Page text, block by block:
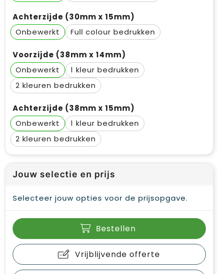
Achterzijde (30mm x 15mm)
Onbewerkt
Full colour
Voorzijde (38mm x 14mm)
Onbewerkt
1
2
Achterzijde (38mm x 15mm)
Onbewerkt
1
2
Jouw selectie en prijs
Selecteer jouw opties voor de prijsopgave.
Bestellen
Vrijblijvende offerte